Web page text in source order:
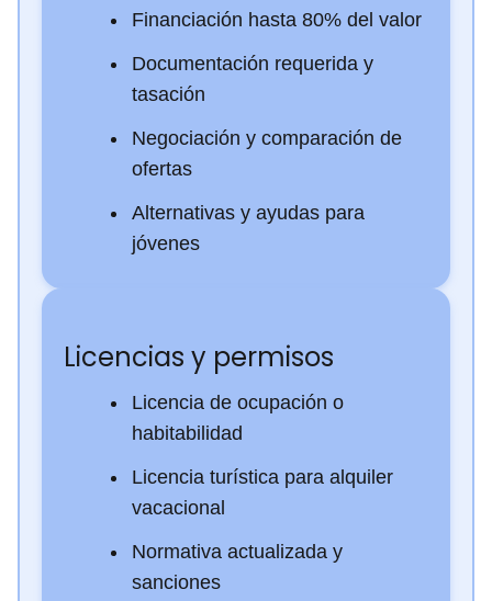
Financiación hasta 80% del valor
Documentación requerida y
tasación
Negociación y comparación de
ofertas
Alternativas y ayudas para
jóvenes
Licencias y permisos
Licencia de ocupación o
habitabilidad
Licencia turística para alquiler
vacacional
Normativa actualizada y
sanciones